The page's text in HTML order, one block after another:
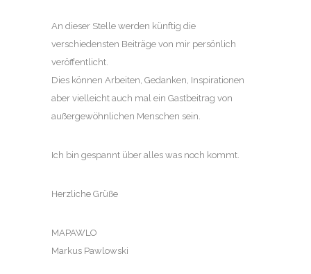
An dieser Stelle werden künftig die
verschiedensten Beiträge von mir persönlich
veröffentlicht.
Dies können Arbeiten, Gedanken, Inspirationen
aber vielleicht auch mal ein Gastbeitrag von
außergewöhnlichen Menschen sein.
Ich bin gespannt über alles was noch kommt.
Herzliche Grüße
MAPAWLO
Markus Pawlowski